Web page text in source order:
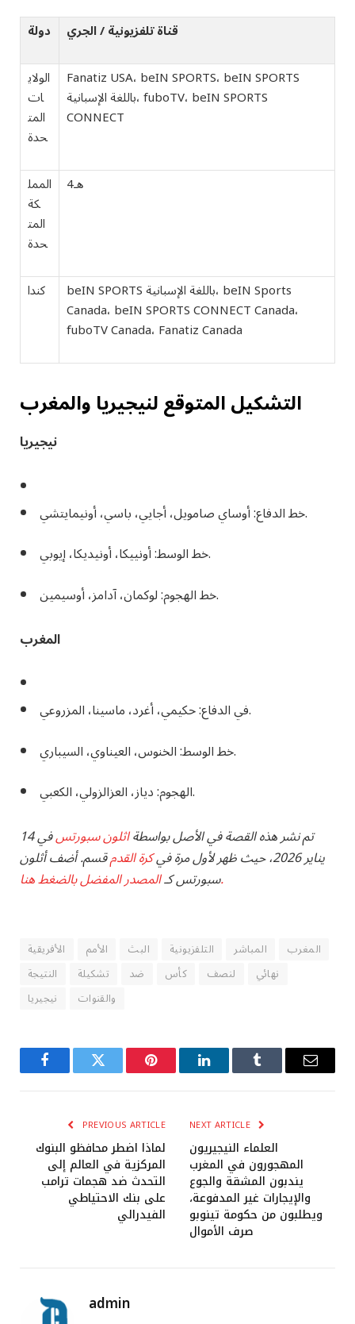
دولة
قناة تلفزيونية / الجري
الولاي
ات
المت
حدة
Fanatiz USA، beIN SPORTS، beIN SPORTS
باللغة الإسبانية، fuboTV، beIN SPORTS
CONNECT
الممل
كة
المت
حدة
هـ4
كندا beIN SPORTS باللغة الإسبانية، beIN Sports
Canada، beIN SPORTS CONNECT Canada،
fuboTV Canada، Fanatiz Canada
التشكيل المتوقع لنيجيريا والمغرب
نيجيريا
خط الدفاع: أوساي صامويل، أجايي، باسي، أونيمايتشي.
خط الوسط: أونييكا، أونيديكا، إيوبي.
خط الهجوم: لوكمان، آدامز، أوسيمين.
المغرب
في الدفاع: حكيمي، أغرد، ماسينا، المزروعي.
خط الوسط: الخنوس، العيناوي، السيباري.
الهجوم: دياز، العزالزولي، الكعبي.
تم نشر هذه القصة في الأصل بواسطةاثلون سبورتس في 14
يناير 2026، حيث ظهر لأول مرة في كرة القدمقسم. أضف أثلون
سبورتس كـالمصدر المفضل بالضغط هنا.
الأفريقية الأمم البث التلفزيونية المباشر
المغرب
النتيجة
تشكيلة ضد كأس لنصف
نهائي
نيجيريا
والقنوات
FacebookTwitter Pinterest LinkedInTumblr Email
PREVIOUS ARTICLE
لماذا اضطر محافظو البنوك
المركزية في العالم إلى
التحدث ضد هجمات ترامب
على بنك الاحتياطي
الفيدرالي
NEXT ARTICLE
العلماء النيجيريون
المهجورون في المغرب
يندبون المشقة والجوع
والإيجارات غير المدفوعة،
ويطلبون من حكومة تينوبو
صرف الأموال
admin